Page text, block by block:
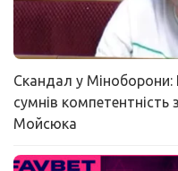
Скандал у Міноборони:
сумнів компетентність
Мойсюка